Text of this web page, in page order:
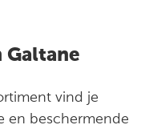
Galtane
vind je
en beschermende